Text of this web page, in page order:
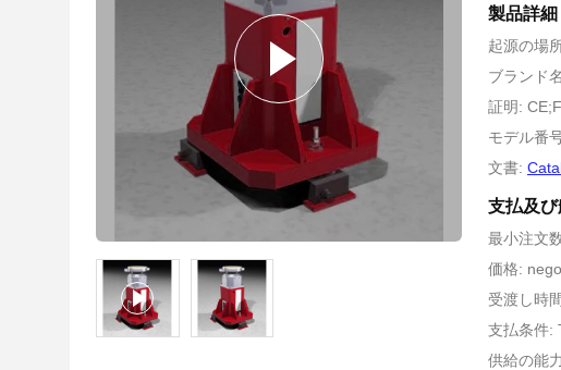
製品詳細
起源の場
ブランド
証明:
モデル番
文書:
支払及
最小注文
価格:
受渡し時
支払条件:
供給の能